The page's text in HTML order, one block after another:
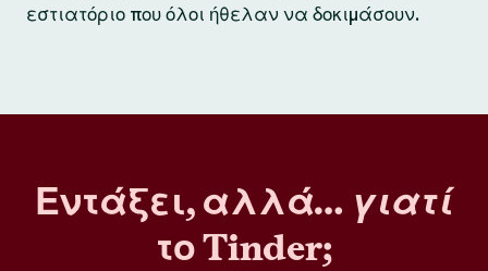
εστιατόριο που όλοι ήθελαν να δοκιμάσουν.
Εντάξει, αλλά… γιατί
το Tinder;